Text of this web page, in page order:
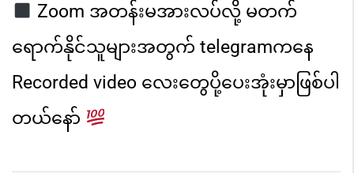
Zoom အတန်းမအားလပ်လို့ မတက်
ရောက်နိုင်သူများအတွက် telegramကနေ
Recorded video လေးတွေပို့ပေးအုံးမှာဖြစ်ပါ
တယ်နော်